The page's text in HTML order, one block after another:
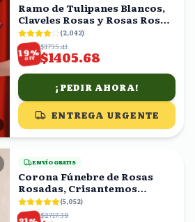
Ramo de Tulipanes Blancos,
Claveles Rosas y Rosas Rosas
con Eucalipto
(2,042)
19%
OFF
$1735.41
$1405.68
¡PEDIR AHORA!
ENTREGA URGENTE
ENVÍO GRATIS
Corona Fúnebre de Rosas
Rosadas, Crisantemos
Amarillos y Follaje
(5,052)
$2717.39